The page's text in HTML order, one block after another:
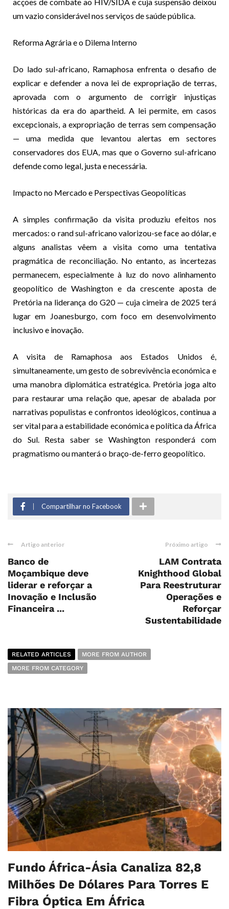
um vazio considerável nos serviços de saúde pública.
Reforma Agrária e o Dilema Interno
Do lado sul-africano, Ramaphosa enfrenta o desafio de
explicar e defender a nova lei de expropriação de terras,
aprovada com o argumento de corrigir injustiças
históricas da era do apartheid. A lei permite, em casos
excepcionais, a expropriação de terras sem compensação
— uma medida que levantou alertas em sectores
conservadores dos EUA, mas que o Governo sul-africano
defende como legal, justa e necessária.
Impacto no Mercado e Perspectivas Geopolíticas
A simples confirmação da visita produziu efeitos nos
mercados: o rand sul-africano valorizou-se face ao dólar, e
alguns analistas vêem a visita como uma tentativa
pragmática de reconciliação. No entanto, as incertezas
permanecem, especialmente à luz do novo alinhamento
geopolítico de Washington e da crescente aposta de
Pretória na liderança do G20 — cuja cimeira de 2025 terá
lugar em Joanesburgo, com foco em desenvolvimento
inclusivo e inovação.
A visita de Ramaphosa aos Estados Unidos é,
simultaneamente, um gesto de sobrevivência económica e
uma manobra diplomática estratégica. Pretória joga alto
para restaurar uma relação que, apesar de abalada por
narrativas populistas e confrontos ideológicos, continua a
ser vital para a estabilidade económica e política da África
do Sul. Resta saber se Washington responderá com
pragmatismo ou manterá o braço-de-ferro geopolítico.
Compartilhar no Facebook
Artigo anterior
Banco de
Moçambique deve
liderar e reforçar a
Inovação e Inclusão
Financeira ...
Próximo artigo
LAM Contrata
Knighthood Global
Para Reestruturar
Operações e
Reforçar
Sustentabilidade
RELATED ARTICLES
MORE FROM AUTHOR
MORE FROM CATEGORY
Fundo África-Ásia Canaliza 82,8
Milhões De Dólares Para Torres E
Fibra Óptica Em África